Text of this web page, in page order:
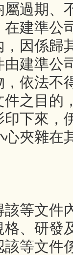
屬過期、
在建準公
，因係歸
由建準公
依法不
之目的
印下來，
心夾雜在
該等文件
、研發
等文件